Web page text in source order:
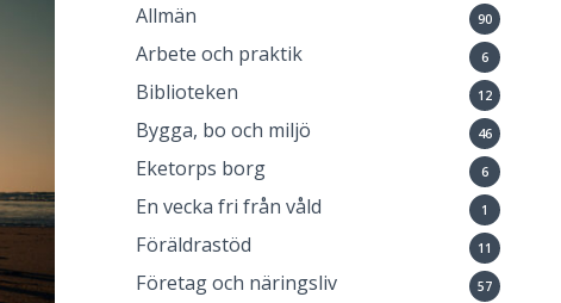
Allmän 90
Arbete och praktik 6
Biblioteken 12
Bygga, bo och miljö 46
Eketorps borg 6
En vecka fri från våld 1
Föräldrastöd 11
Företag och näringsliv 57